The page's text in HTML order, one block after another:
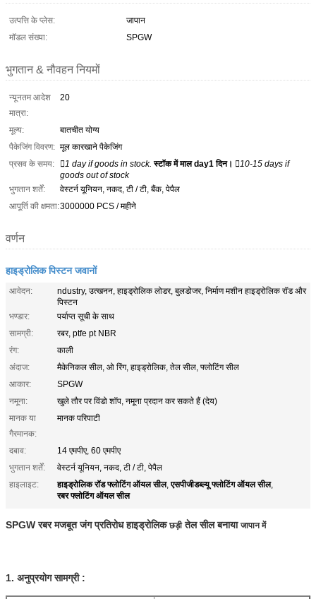
उत्पत्ति के प्लेस:
जापान
मॉडल संख्या:
SPGW
भुगतान & नौवहन नियमों
न्यूनतम आदेश
मात्रा:
20
मूल्य:
बातचीत योग्य
पैकेजिंग विवरण: मूल कारखाने पैकेजिंग
प्रसव के समय:
1 day if goods in stock. स्टॉक में माल day1 दिन। 10-15 days if
goods out of stock
भुगतान शर्तें:
वेस्टर्न यूनियन, नकद, टी / टी, बैंक, पेपैल
आपूर्ति की क्षमता:3000000 PCS / महीने
वर्णन
हाइड्रोलिक पिस्टन जवानों
आवेदन:
ndustry, उत्खनन, हाइड्रोलिक लोडर, बुलडोजर, निर्माण मशीन हाइड्रोलिक रॉड और
पिस्टन
भण्डार:
पर्याप्त सूची के साथ
सामग्री:
रबर, ptfe pt NBR
रंग:
काली
अंदाज:
मैकेनिकल सील, ओ रिंग, हाइड्रोलिक, तेल सील, फ्लोटिंग सील
आकार:
SPGW
नमूना:
खुले तौर पर विंडो शॉप, नमूना प्रदान कर सकते हैं (देय)
मानक या
गैरमानक:
मानक परिपाटी
दबाव:
14 एमपीए, 60 एमपीए
भुगतान शर्तें:
वेस्टर्न यूनियन, नकद, टी / टी, पेपैल
हाइलाइट:
हाइड्रोलिक रॉड फ्लोटिंग ऑयल सील,एसपीजीडब्ल्यू फ्लोटिंग ऑयल सील,
रबर फ्लोटिंग ऑयल सील
SPGW रबर मजबूत जंग प्रतिरोध हाइड्रोलिकछड़ीतेल सील बनाया जापान में
1. अनुप्रयोगसामग्री :